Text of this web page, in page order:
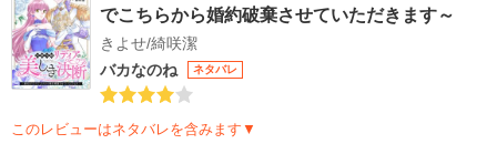
でこちらから婚約破棄させていただきます～
きよせ/綺咲潔
バカなのね
ネタバレ
このレビューはネタバレを含みます▼